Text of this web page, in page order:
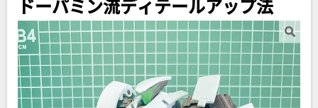
ドーパミン流ディテールアップ法